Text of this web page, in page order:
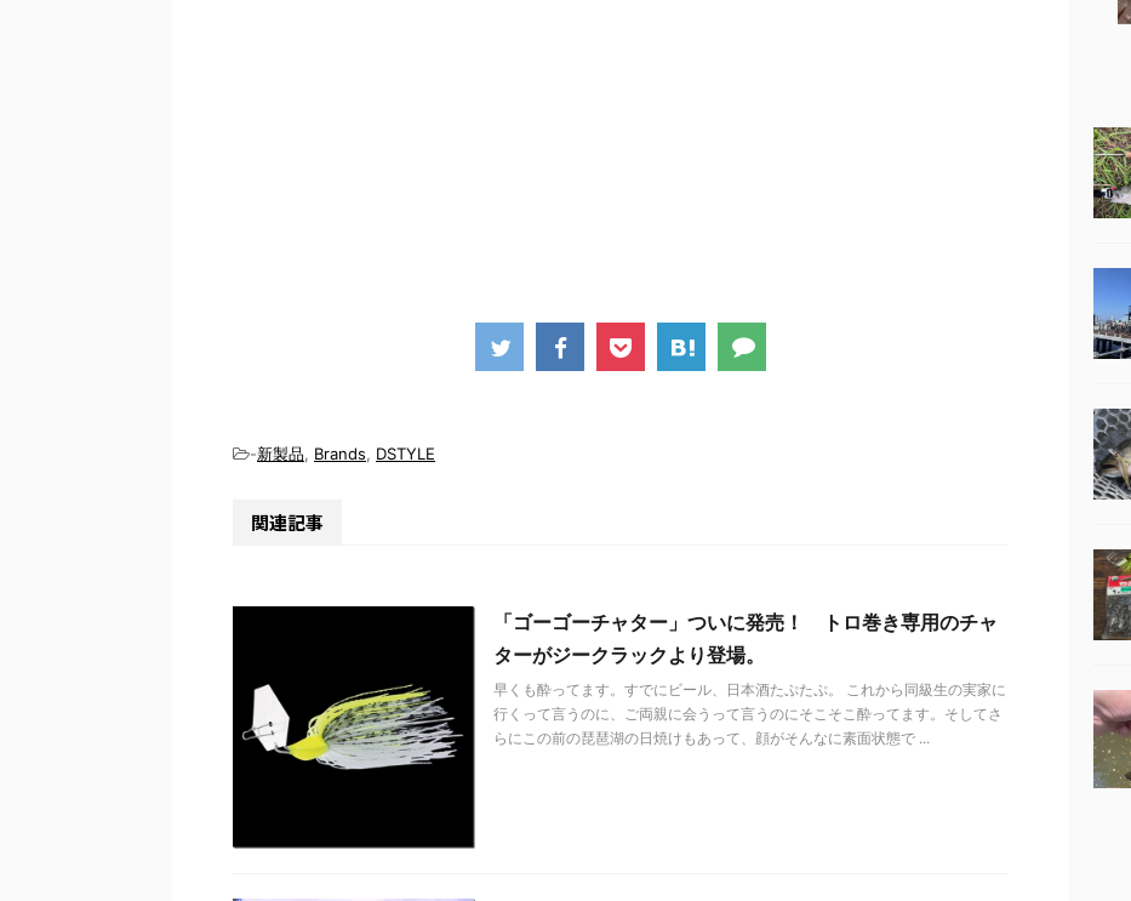
-新製品, Brands, DSTYLE
関連記事
「ゴーゴーチャター」ついに発売！ トロ巻き専用のチャ
ターがジークラックより登場。
早くも酔ってます。すでにビール、日本酒たぷたぷ。 これから同級生の実家に
行くって言うのに、ご両親に会うって言うのにそこそこ酔ってます。そしてさ
らにこの前の琵琶湖の日焼けもあって、顔がそんなに素面状態で ...